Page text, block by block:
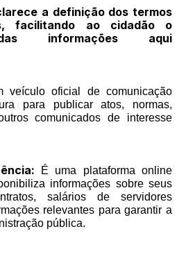
a definição dos termos
facilitando ao cidadão o
informações aqui
veículo oficial de comunicação
para publicar atos, normas,
comunicados de interesse
É uma plataforma online
informações sobre seus
salários de servidores
relevantes para garantir a
pública.